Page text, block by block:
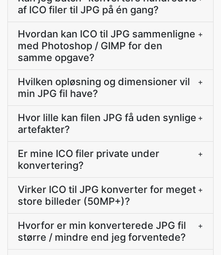
af ICO filer til JPG på én gang?
Hvordan kan ICO til JPG sammenligne
med Photoshop / GIMP for den
samme opgave?
+
Hvilken opløsning og dimensioner vil
min JPG fil have?
+
Hvor lille kan filen JPG få uden synlige
artefakter?
+
Er mine ICO filer private under
konvertering?
+
Virker ICO til JPG konverter for meget
store billeder (50MP+)?
+
Hvorfor er min konverterede JPG fil
større / mindre end jeg forventede?
+